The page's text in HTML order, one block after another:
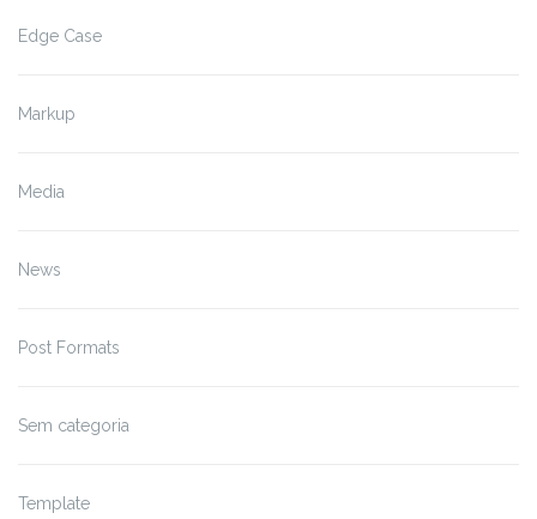
Edge Case
Markup
Media
News
Post Formats
Sem categoria
Template